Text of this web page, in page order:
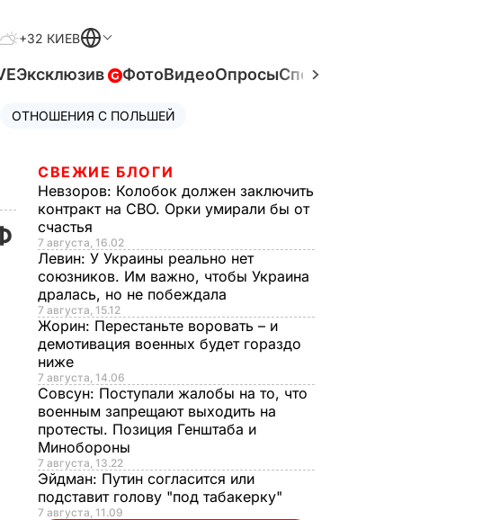
+32 КИЕВ
Эксклюзив ФотоВидеоОпросыСпецпроекты
ОТНОШЕНИЯ С ПОЛЬШЕЙ
СВЕЖИЕ БЛОГИ
Невзоров: Колобок должен заключить
контракт на СВО. Орки умирали бы от
счастья
7 августа, 16.02
Левин: У Украины реально нет
союзников. Им важно, чтобы Украина
дралась, но не побеждала
7 августа, 15.12
Жорин: Перестаньте воровать – и
демотивация военных будет гораздо
ниже
7 августа, 14.06
Совсун: Поступали жалобы на то, что
военным запрещают выходить на
протесты. Позиция Генштаба и
Минобороны
7 августа, 13.22
Эйдман: Путин согласится или
подставит голову "под табакерку"
7 августа, 11.09